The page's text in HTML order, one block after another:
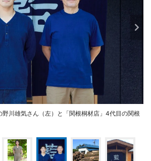
野川雄気さん（左）と「関根桐材店」4代目の関根